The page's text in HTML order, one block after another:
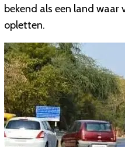
bekend als een land waar
opletten.